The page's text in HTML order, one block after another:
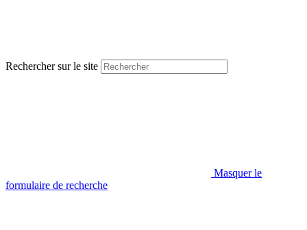
Rechercher sur le site
Masquer le
formulaire de recherche